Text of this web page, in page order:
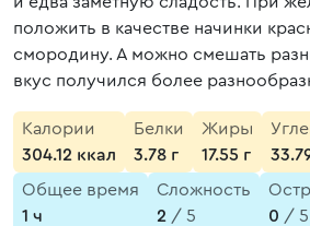
положить в качестве начинки
смородину. А можно смешать
вкус получился более
Калории
304.12 ккал
Белки
3.78 г
Жиры
17.55 г
Общее время
1 ч
Сложность
2 / 5
0 / 5